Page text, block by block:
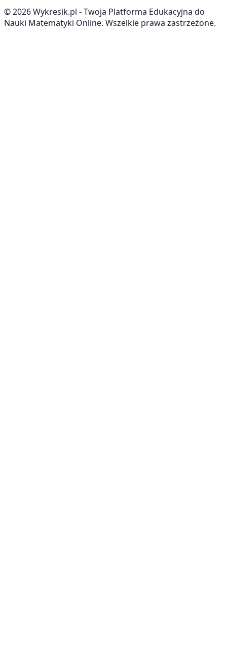
©2026Wykresik.pl - Twoja Platforma Edukacyjna do
Nauki Matematyki Online. Wszelkie prawa zastrzeżone.